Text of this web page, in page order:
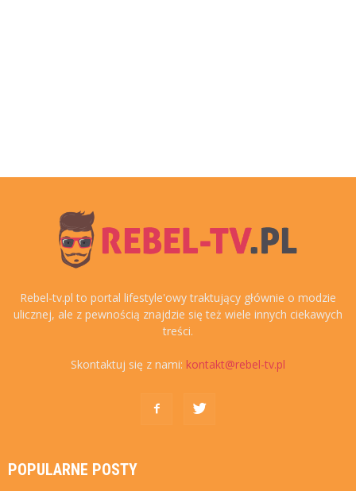
Rebel-tv.pl to portal lifestyle'owy traktujący głównie o modzie
ulicznej, ale z pewnością znajdzie się też wiele innych ciekawych
treści.
Skontaktuj się z nami: kontakt@rebel-tv.pl
POPULARNE POSTY